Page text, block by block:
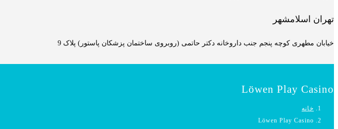
تهران اسلامشهر
خیابان مطهری کوچه پنجم جنب داروخانه دکتر حاتمی (روبروی ساختمان پزشکان پاستور) پلاک 9
Löwen Play Casino
خانه
Löwen Play Casino